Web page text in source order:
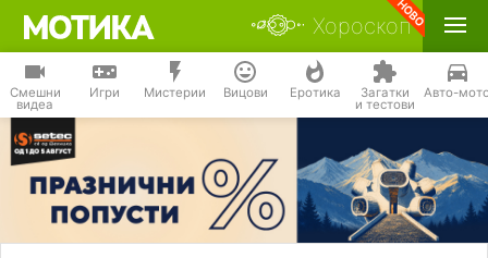
Хороскоп
Смешни
видеа
Игри Мистерии Вицови Еротика Загатки
и тестови
Авто-